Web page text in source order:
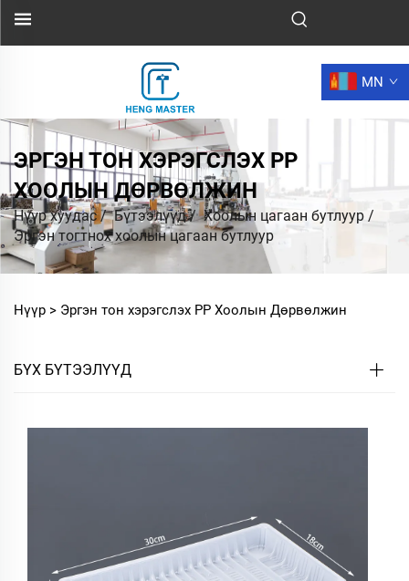
MN
ЭРГЭН ТОН ХЭРЭГСЛЭХ PP
ХООЛЫН ДӨРВӨЛЖИН
Нүүр хуудас/Бүтээлүүд/Хоолын цагаан бутлуур /
Эргэн тогтнох хоолын цагаан бутлуур
Нүүр > Эргэн тон хэрэгслэх PP Хоолын Дөрвөлжин
БҮХ БҮТЭЭЛҮҮД